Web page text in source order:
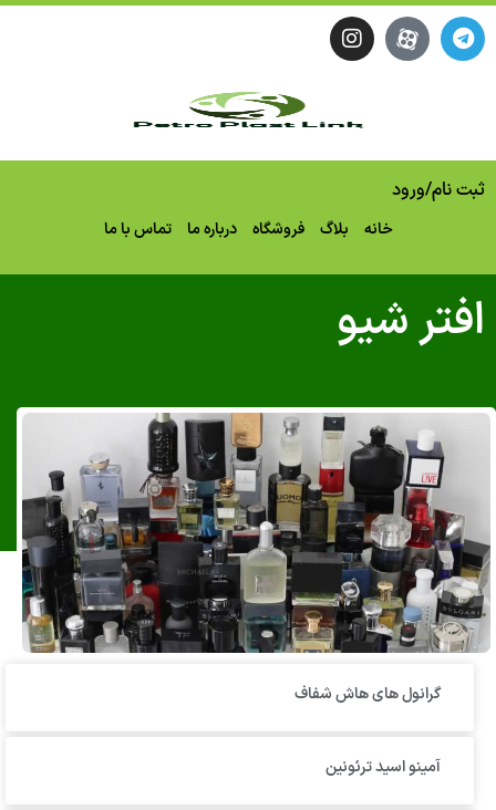
/ورود
بلاگ فروشگاه درباره ما تماس با ما
شیو
گرانول‌ های هاش شفاف
آمینو اسید ترئونین